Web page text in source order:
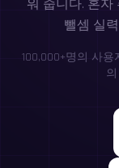
워 줍니다. 혼자
뺄셈 실
100,000+명의 사